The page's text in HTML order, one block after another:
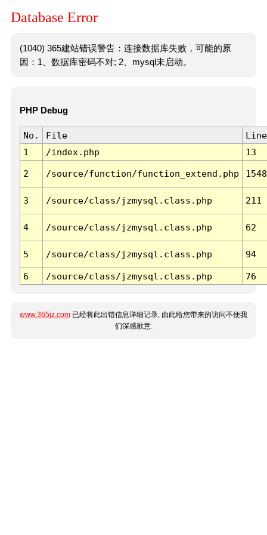
Database Error
(1040) 365建站错误警告：连接数据库失败，可能的原
因：1、数据库密码不对; 2、mysql未启动。
PHP Debug
No. File
Line
1
/index.php 13
2 /source/function/function_extend.php 1548
3 /source/class/jzmysql.class.php 211
4 /source/class/jzmysql.class.php 62
5 /source/class/jzmysql.class.php 94
6 /source/class/jzmysql.class.php 76
www.365jz.com 已经将此出错信息详细记录, 由此给您带来的访问不便我
们深感歉意.